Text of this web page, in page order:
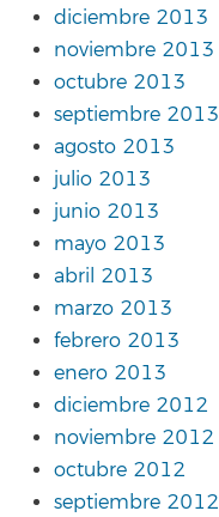
diciembre 2013
noviembre 2013
octubre 2013
septiembre 2013
agosto 2013
julio 2013
junio 2013
mayo 2013
abril 2013
marzo 2013
febrero 2013
enero 2013
diciembre 2012
noviembre 2012
octubre 2012
septiembre 2012